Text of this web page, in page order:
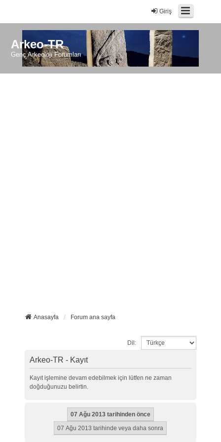
Giriş
Arkeo-TR
Genç Arkeoloji Forumları
Anasayfa Forum ana sayfa
Dil:
Arkeo-TR - Kayıt
Kayıt işlemine devam edebilmek için lütfen ne zaman
doğduğunuzu belirtin.